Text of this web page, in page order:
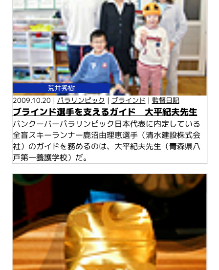
荒井秀樹
2009.10.20 | パラリンピック | ブラインド | 監督日記
ブラインド選手を支えるガイド 大平紀夫先生
バンクーバーパラリンピック日本代表に内定している
全盲スキーランナー鹿沼由理恵選手（清水建設株式会
社）のガイドを務めるのは、大平紀夫先生（青森県八
戸第一養護学校）だ。